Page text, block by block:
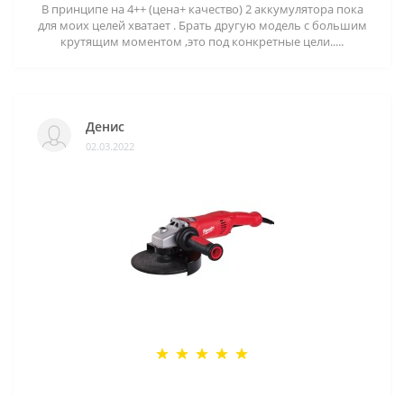
В принципе на 4++ (цена+ качество) 2 аккумулятора пока
для моих целей хватает . Брать другую модель с большим
крутящим моментом ,это под конкретные цели.....
Денис
02.03.2022